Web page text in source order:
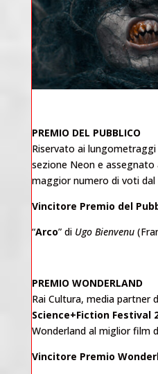
PREMIO DEL PUBBLICO
Riservato ai
sezione Neon e assegnato
maggior numero di voti dal
Vincitore Premio del
“Arco” di Ugo Bienvenu
PREMIO WONDERLAND
Rai Cultura, media partner
Science+Fiction Festival
Wonderland al miglior film
Vincitore Premio